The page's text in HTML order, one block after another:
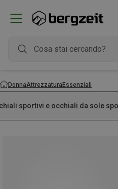
DonnaAttrezzaturaEssenziali
sportivi e occhiali da sole